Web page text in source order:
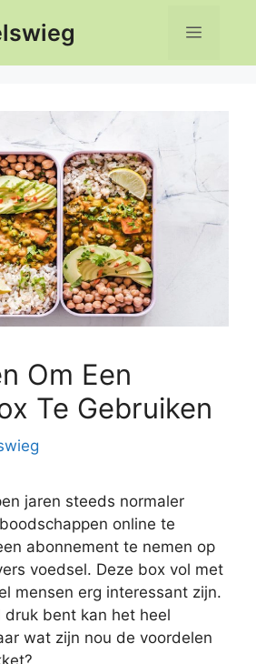
Menu
Om Een
Te Gebruiken
jaren steeds normaler
online te
abonnement te nemen op
voedsel. Deze box vol met
mensen erg interessant zijn.
druk bent kan het heel
wat zijn nou de voordelen